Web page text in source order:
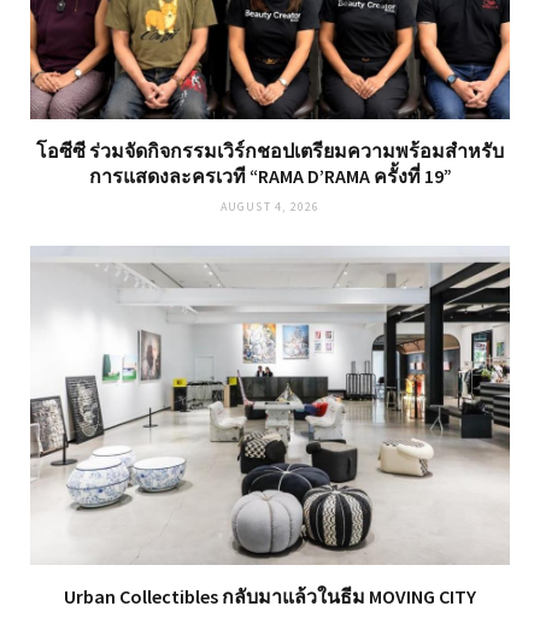
โอซีซี ร่วมจัดกิจกรรมเวิร์กชอปเตรียมความพร้อมสำหรับ
การแสดงละครเวที “RAMA D’RAMA ครั้งที่ 19”
AUGUST 4, 2026
Urban Collectibles กลับมาแล้วในธีม MOVING CITY